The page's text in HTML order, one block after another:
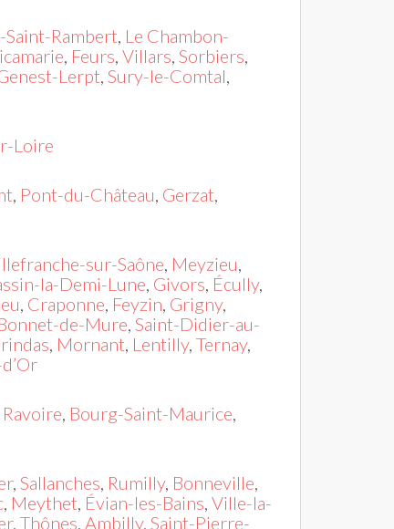
Rambert, Le Chambon-
, Feurs, Villars, Sorbiers,
Lerpt, Sury-le-Comtal,
Loire
, Pont-du-Château, Gerzat,
sur-Saône, Meyzieu,
la-Demi-Lune, Givors, Écully,
, Craponne, Feyzin, Grigny,
de-Mure, Saint-Didier-au-
, Mornant, Lentilly, Ternay,
Ravoire, Bourg-Saint-Maurice,
, Sallanches, Rumilly, Bonneville,
, Meythet, Évian-les-Bains, Ville-la-
, Thônes, Ambilly, Saint-Pierre-